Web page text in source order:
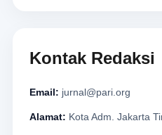
Kontak Redaksi
Email: jurnal@pari.org
Alamat: Kota Adm. Jakarta